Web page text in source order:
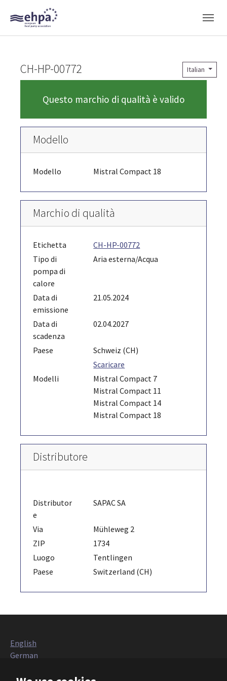
Skip to main navigation
Skip to main content
Skip to page footer
Italian
CH-HP-00772
Questo marchio di qualità è valido
Modello
Modello Mistral Compact 18
Marchio di qualità
Etichetta
CH-HP-00772
Tipo di
pompa di
calore
Aria esterna/Acqua
Data di
emissione
21.05.2024
Data di
scadenza
02.04.2027
Paese
Schweiz (CH)
Scaricare
Modelli
Mistral Compact 7
Mistral Compact 11
Mistral Compact 14
Mistral Compact 18
Distributore
Distributor
e
SAPAC SA
Via
Mühleweg 2
ZIP
1734
Luogo
Tentlingen
Paese
Switzerland (CH)
English
German